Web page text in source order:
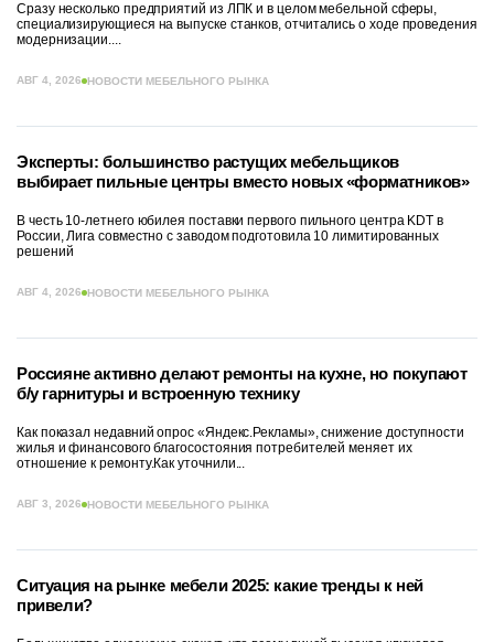
Сразу несколько предприятий из ЛПК и в целом мебельной сферы,
специализирующиеся на выпуске станков, отчитались о ходе проведения
модернизации....
АВГ 4, 2026 НОВОСТИ МЕБЕЛЬНОГО РЫНКА
Эксперты: большинство растущих мебельщиков
выбирает пильные центры вместо новых «форматников»
В честь 10-летнего юбилея поставки первого пильного центра KDT в
России, Лига совместно с заводом подготовила 10 лимитированных
решений
АВГ 4, 2026 НОВОСТИ МЕБЕЛЬНОГО РЫНКА
Россияне активно делают ремонты на кухне, но покупают
б/у гарнитуры и встроенную технику
Как показал недавний опрос «Яндекс.Рекламы», снижение доступности
жилья и финансового благосостояния потребителей меняет их
отношение к ремонту.Как уточнили...
АВГ 3, 2026 НОВОСТИ МЕБЕЛЬНОГО РЫНКА
Ситуация на рынке мебели 2025: какие тренды к ней
привели?